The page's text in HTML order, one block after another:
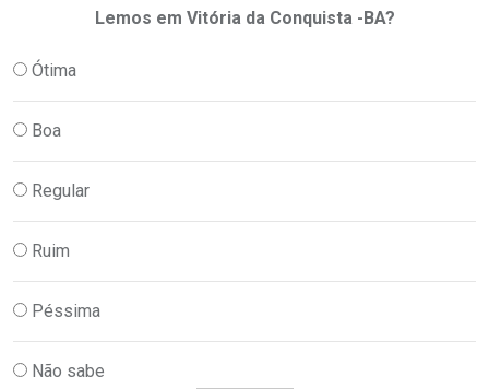
Lemos em Vitória da Conquista -BA?
Ótima
Boa
Regular
Ruim
Péssima
Não sabe